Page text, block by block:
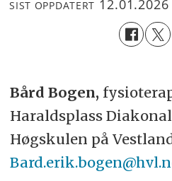
SIST OPPDATERT
Bård Bogen,
Haraldsplass
Høgskulen på